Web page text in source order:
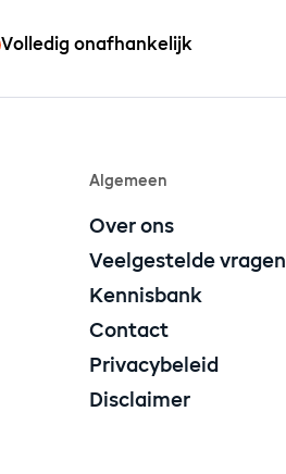
Volledig onafhankelijk
Algemeen
Over ons
Veelgestelde vragen
Kennisbank
Contact
Privacybeleid
Disclaimer